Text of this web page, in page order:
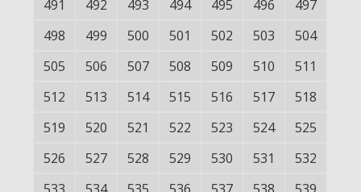
491 492 493 494 495 496
497
498
499 500 501 502 503
504
505
506 507 508 509 510
511
512
513 514 515 516 517
518
519
520 521 522 523 524
525
526
527 528 529 530 531
532